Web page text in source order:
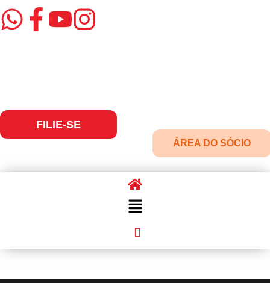
FILIE-SE
ÁREA DO SÓCIO